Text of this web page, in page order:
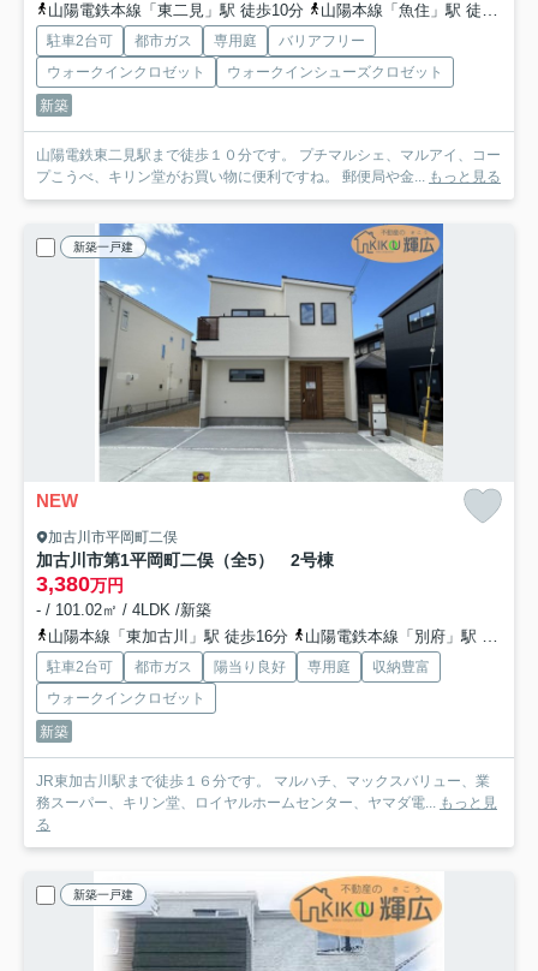
山陽電鉄本線「東二見」駅 徒歩10分
山陽本線「魚住」駅 徒歩21分
駐車2台可 都市ガス 専用庭
バリアフリー
ウォークインクロゼット
ウォークインシューズクロゼット
新築
山陽電鉄東二見駅まで徒歩１０分です。 プチマルシェ、マルアイ、コー
プこうべ、キリン堂がお買い物に便利ですね。 郵便局や金... もっと見る
新築一戸建
NEW
加古川市平岡町二俣
加古川市第1平岡町二俣（全5） 2号棟
3,380万円
- / 101.02㎡ / 4LDK /新築
山陽本線「東加古川」駅 徒歩16分
山陽電鉄本線「別府」駅 徒歩24分
駐車2台可 都市ガス 陽当り良好 専用庭
収納豊富
ウォークインクロゼット
新築
JR東加古川駅まで徒歩１６分です。 マルハチ、マックスバリュー、業
務スーパー、キリン堂、ロイヤルホームセンター、ヤマダ電... もっと見
る
新築一戸建